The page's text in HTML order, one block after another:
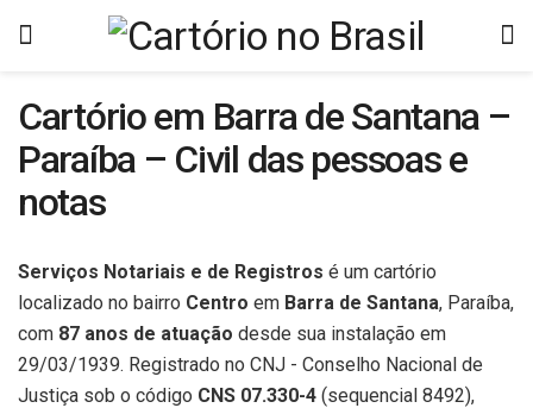
Cartório em Barra de Santana –
Paraíba – Civil das pessoas e
notas
Serviços Notariais e de Registros é um cartório
localizado no bairro Centro em Barra de Santana, Paraíba,
com 87 anos de atuação desde sua instalação em
29/03/1939. Registrado no CNJ - Conselho Nacional de
Justiça sob o código CNS 07.330-4 (sequencial 8492),